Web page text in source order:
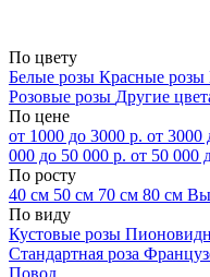
По цвету
Белые розы Красные розы
Розовые розы Другие
По цене
от 1000 до 3000 р. от 3000
000 до 50 000 р. от 50 000
По росту
40 см 50 см 70 см 80 см
По виду
Кустовые розы
Стандартная роза
Повод